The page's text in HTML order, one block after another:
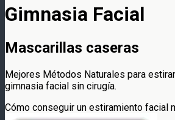
Gimnasia Facial
Mascarillas caseras
Mejores Métodos Naturales para
gimnasia facial sin cirugía.
Cómo conseguir un estiramiento facial